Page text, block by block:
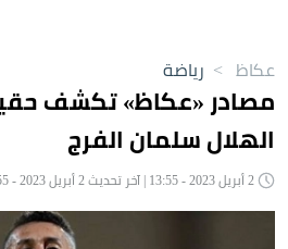
عكاظ > رياضة
مصادر «عكاظ» تكشف
الهلال سلمان الفرج